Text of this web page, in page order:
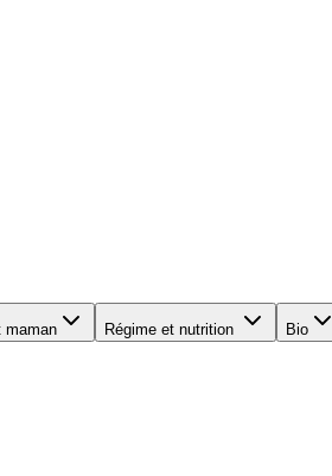
maman Régime et nutrition Bio